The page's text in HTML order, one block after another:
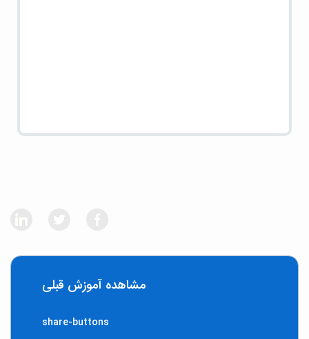
مشاهده آموزش قبلی
share-buttons